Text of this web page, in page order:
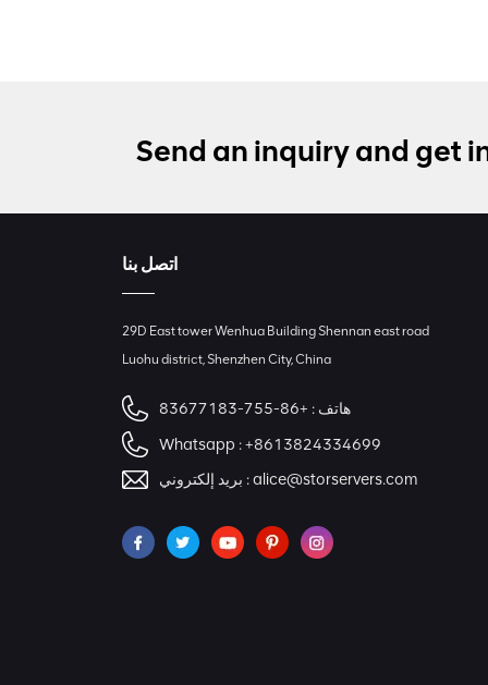
Send an inquiry and get
اتصل بنا
29D East tower Wenhua Building Shennan east road
Luohu district, Shenzhen City, China
هاتف : +86-755-83677183
Whatsapp :+8613824334699
بريد إلكتروني :alice@storservers.com